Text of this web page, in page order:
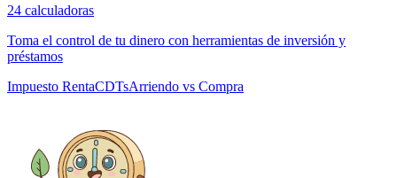
24 calculadoras
Toma el control de tu dinero con herramientas de inversión y
préstamos
Impuesto RentaCDTsArriendo vs Compra